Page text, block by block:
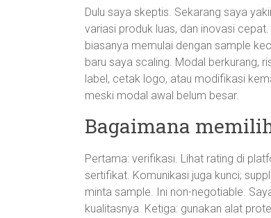
Dulu saya skeptis. Sekarang saya
variasi produk luas, dan inovasi
biasanya memulai dengan sample
baru saya scaling. Modal berkurang,
label, cetak logo, atau modifikasi
meski modal awal belum besar.
Bagaimana
Pertama: verifikasi. Lihat rating di
sertifikat. Komunikasi juga kunci;
minta sample. Ini non-negotiable.
kualitasnya. Ketiga: gunakan alat